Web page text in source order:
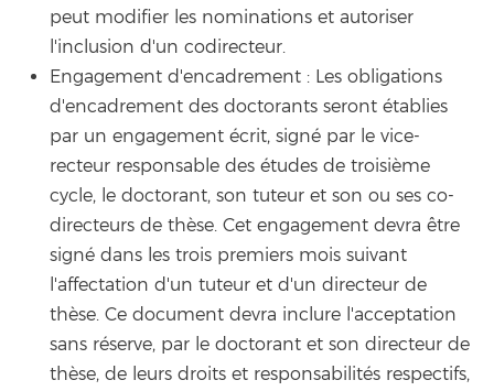
peut modifier les nominations et autoriser
l'inclusion d'un codirecteur.
Engagement d'encadrement : Les obligations
d'encadrement des doctorants seront établies
par un engagement écrit, signé par le vice-
recteur responsable des études de troisième
cycle, le doctorant, son tuteur et son ou ses co-
directeurs de thèse. Cet engagement devra être
signé dans les trois premiers mois suivant
l'affectation d'un tuteur et d'un directeur de
thèse. Ce document devra inclure l'acceptation
sans réserve, par le doctorant et son directeur de
thèse, de leurs droits et responsabilités respectifs,